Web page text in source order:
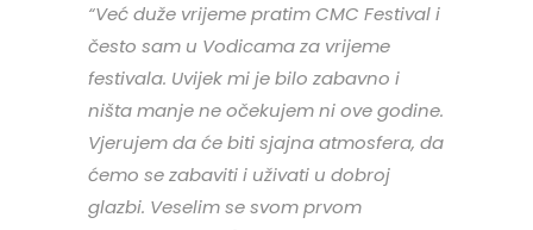
“Već duže vrijeme pratim CMC Festival i
često sam u Vodicama za vrijeme
festivala. Uvijek mi je bilo zabavno i
ništa manje ne očekujem ni ove godine.
Vjerujem da će biti sjajna atmosfera, da
ćemo se zabaviti i uživati u dobroj
glazbi. Veselim se svom prvom